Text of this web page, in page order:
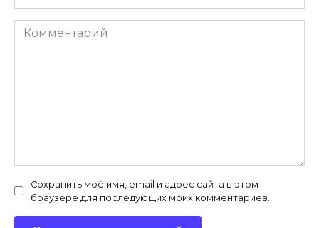
Комментарий
Сохранить моё имя, email и адрес сайта в этом
браузере для последующих моих комментариев.